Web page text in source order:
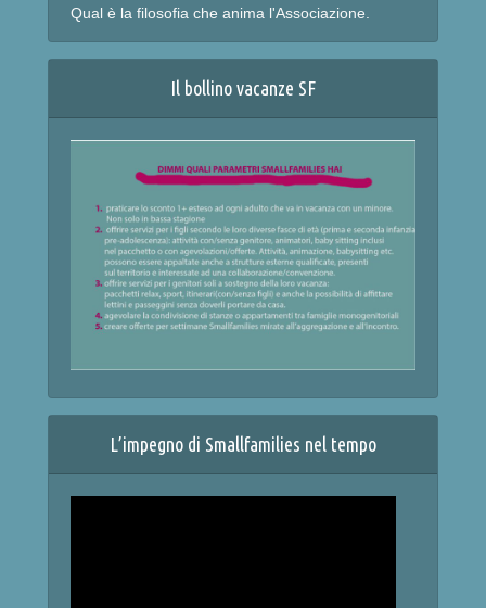
Qual è la filosofia che anima l'Associazione.
Il bollino vacanze SF
L’impegno di Smallfamilies nel tempo